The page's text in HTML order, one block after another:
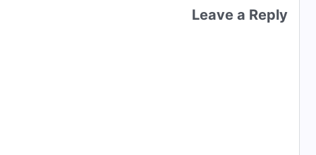
Leave a Reply